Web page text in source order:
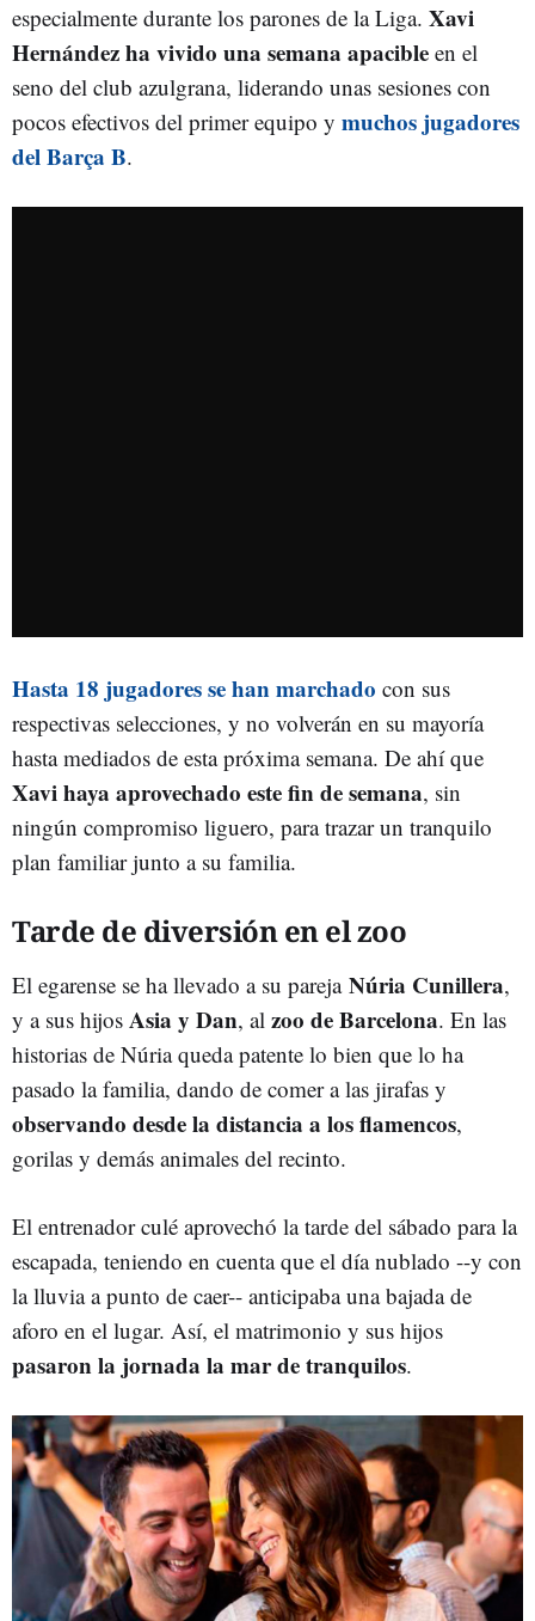
especialmente durante los parones de la Liga. Xavi
Hernández ha vivido una semana apacible en el
seno del club azulgrana, liderando unas sesiones con
pocos efectivos del primer equipo y muchos jugadores
del Barça B.
Hasta 18 jugadores se han marchado con sus
respectivas selecciones, y no volverán en su mayoría
hasta mediados de esta próxima semana. De ahí que
Xavi haya aprovechado este fin de semana, sin
ningún compromiso liguero, para trazar un tranquilo
plan familiar junto a su familia.
Tarde de diversión en el zoo
El egarense se ha llevado a su pareja Núria Cunillera,
y a sus hijos Asia y Dan, al zoo de Barcelona. En las
historias de Núria queda patente lo bien que lo ha
pasado la familia, dando de comer a las jirafas y
observando desde la distancia a los flamencos,
gorilas y demás animales del recinto.
El entrenador culé aprovechó la tarde del sábado para la
escapada, teniendo en cuenta que el día nublado --y con
la lluvia a punto de caer-- anticipaba una bajada de
aforo en el lugar. Así, el matrimonio y sus hijos
pasaron la jornada la mar de tranquilos.